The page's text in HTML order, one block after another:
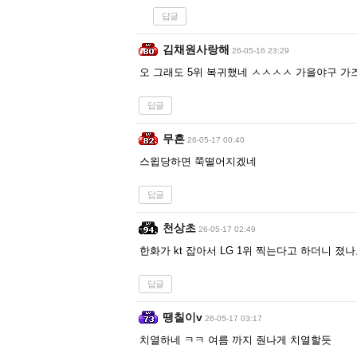
답글
김채원사랑해 26-05-16 23:29
오 그래도 5위 복귀했네 ㅅㅅㅅㅅ 가을야구 가
답글
무흔 26-05-17 00:40
스윕당하면 쭉떨어지겠네
답글
천상초 26-05-17 02:49
한화가 kt 잡아서 LG 1위 찍는다고 하더니 졌나
답글
땡칠이v 26-05-17 03:17
치열하네 ㅋㅋ 여름 까지 줜나게 치열할듯